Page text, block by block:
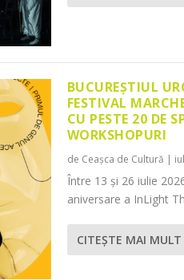
BUCUREȘTIUL
FESTIVAL
CU PESTE 20 DE
WORKSHOPURI
de Ceașca de Cultură |
Între 13 și 26 iulie
aniversare a InLight
CITEŞTE MAI MULT